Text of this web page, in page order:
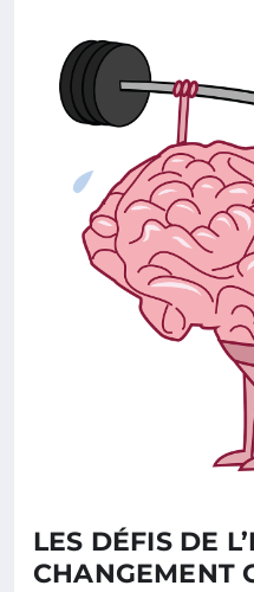
LES DÉFIS DE
CHANGEMENT